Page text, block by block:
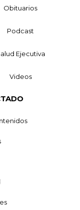
Obituarios
Podcast
Ejecutiva
Videos